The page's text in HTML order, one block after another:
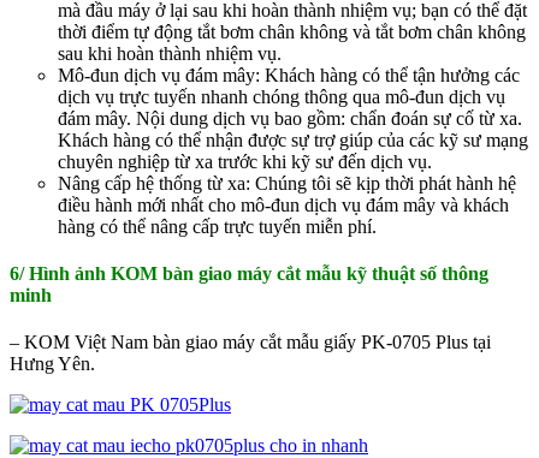
mà đầu máy ở lại sau khi hoàn thành nhiệm vụ; bạn có thể đặt
thời điểm tự động tắt bơm chân không và tắt bơm chân không
sau khi hoàn thành nhiệm vụ.
Mô-đun dịch vụ đám mây: Khách hàng có thể tận hưởng các
dịch vụ trực tuyến nhanh chóng thông qua mô-đun dịch vụ
đám mây. Nội dung dịch vụ bao gồm: chẩn đoán sự cố từ xa.
Khách hàng có thể nhận được sự trợ giúp của các kỹ sư mạng
chuyên nghiệp từ xa trước khi kỹ sư đến dịch vụ.
Nâng cấp hệ thống từ xa: Chúng tôi sẽ kịp thời phát hành hệ
điều hành mới nhất cho mô-đun dịch vụ đám mây và khách
hàng có thể nâng cấp trực tuyến miễn phí.
6/ Hình ảnh KOM bàn giao máy cắt mẫu kỹ thuật số thông
minh
– KOM Việt Nam bàn giao máy cắt mẫu giấy PK-0705 Plus tại
Hưng Yên.